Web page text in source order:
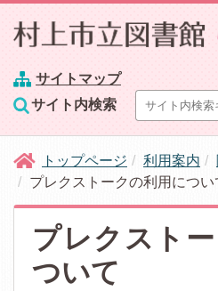
サイトマップ
サイト内検索
トップページ 利用案内
プレクストークの利用につい
プレクスト
ついて